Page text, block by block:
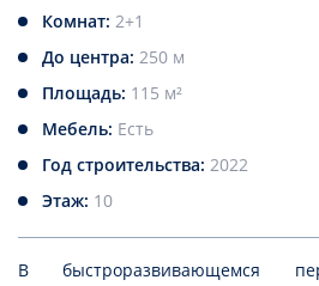
Комнат: 2+1
До центра: 250 м
Площадь: 115 м²
Мебель: Есть
Год строительства: 2022
Этаж: 10
В быстроразвивающемся